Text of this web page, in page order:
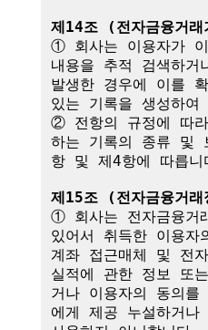
제14조 (전자금융거
① 회사는 이용자가 이
내용을 추적 검색하
발생한 경우에 이를
있는 기록을 생성하여
② 전항의 규정에 따
하는 기록의 종류 및
항 및 제4항에 따릅니
제15조 (전자금융거래
① 회사는 전자금융거
있어서 취득한 이용자
계좌 접근매체 및 전
실적에 관한 정보 또
거나 이용자의 동의
에게 제공 누설하거